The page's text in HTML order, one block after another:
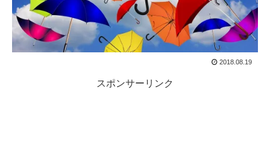
2018.08.19
スポンサーリンク